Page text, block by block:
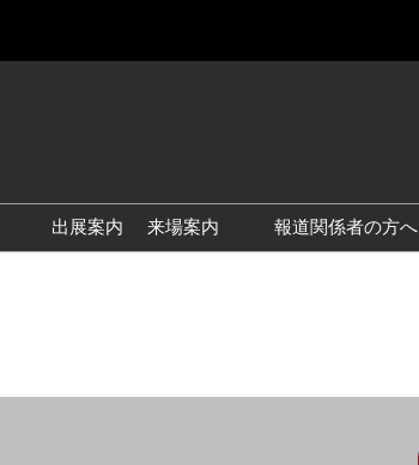
出展案内
来場案内
報道関係者の方へ